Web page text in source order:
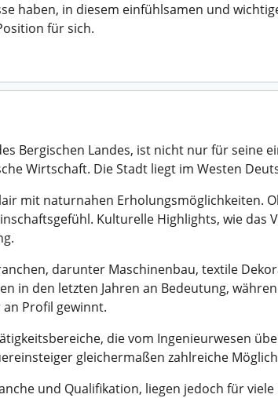
haben, in diesem einfühlsamen und
für sich.
Bergischen Landes, ist nicht nur für seine
Wirtschaft. Die Stadt liegt im Westen
mit naturnahen Erholungsmöglichkeiten.
Kulturelle Highlights, wie das
darunter Maschinenbau, textile
in den letzten Jahren an Bedeutung,
Profil gewinnt.
die vom Ingenieurwesen
gleichermaßen zahlreiche
und Qualifikation, liegen jedoch für